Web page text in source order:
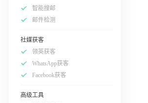
智能搜邮
邮件检测
社媒获客
领英获客
WhatsApp获客
Facebook获客
高级工具